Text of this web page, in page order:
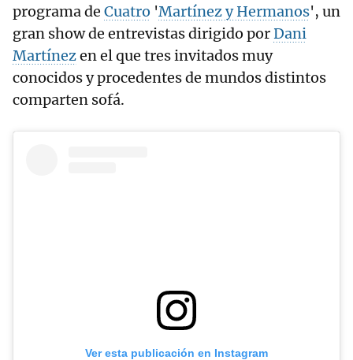
programa de Cuatro 'Martínez y Hermanos', un
gran show de entrevistas dirigido porDani
Martínezen el que tres invitados muy
conocidos y procedentes de mundos distintos
comparten sofá.
Ver esta publicación en Instagram